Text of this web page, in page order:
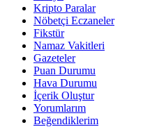
Kripto Paralar
Nöbetçi Eczaneler
Fikstür
Namaz Vakitleri
Gazeteler
Puan Durumu
Hava Durumu
İçerik Oluştur
Yorumlarım
Beğendiklerim